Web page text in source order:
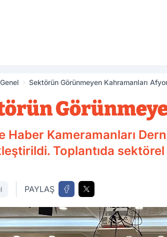
Genel Sektörün Görünmeyen Kahramanları
Haber Kameramanları
Toplantıda
PAYLAŞ